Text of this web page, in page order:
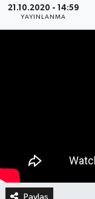
21.10.2020 - 14:59
YAYINLANMA
Paylaş